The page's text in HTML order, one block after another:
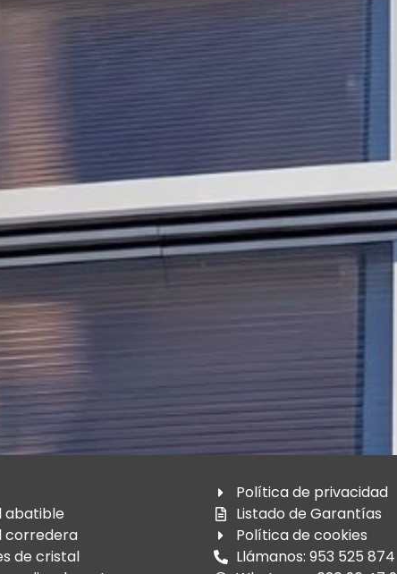
abatible
corredera
de cristal
Política de privacidad
Listado de Garantías
Política de cookies
Llámanos: 953 525 874